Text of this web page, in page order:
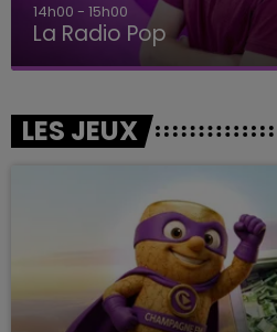
15h00 - 19h00
Le Club Champagne FM
LES JEUX